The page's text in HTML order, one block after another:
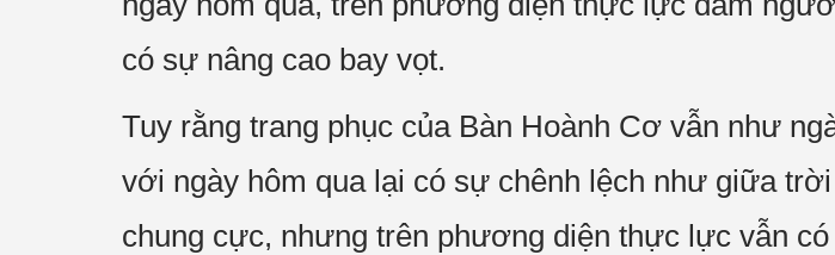
có sự nâng cao bay vọt.
Tuy rằng trang phục của Bàn Hoành Cơ vẫn như
với ngày hôm qua lại có sự chênh lệch như giữa
chung cực, nhưng trên phương diện thực lực vẫn